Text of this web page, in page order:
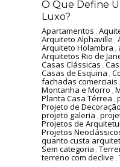
O Que Define
Luxo?
Apartamentos ,
Arquiteto Alphaville ,
Arquiteto Holambra ,
Arquitetos Rio de
Casas Clássicas ,
Casas de Esquina ,
fachadas comerciais ,
Montanha e Morro ,
Planta Casa Térrea ,
Projeto de Decoração
projeto galeria ,
Projetos de
Projetos
quanto custa
Sem categoria ,
terreno com declive ,